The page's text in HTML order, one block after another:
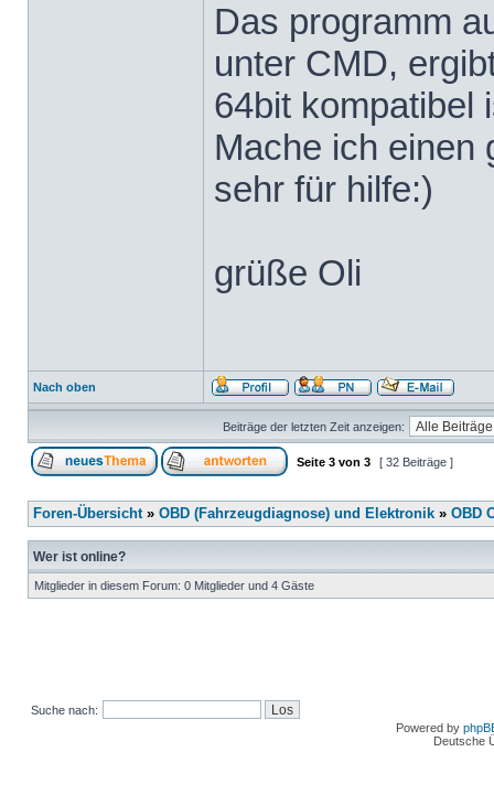
Das programm
unter CMD,
64bit kompatibel
Mache ich einen
sehr für hilfe:)
grüße Oli
Nach oben
Beiträge der letzten Zeit anzeigen:
Seite 3 von 3 [ 32 Beiträge ]
Foren-Übersicht» OBD (Fahrzeugdiagnose) und Elektronik » OBD
Wer ist online?
Mitglieder in diesem Forum: 0 Mitglieder und 4 Gäste
Suche nach:
Powered by
Deutsche